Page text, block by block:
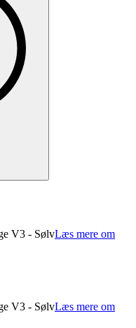
V3 - SølvLæs mere om
V3 - SølvLæs mere om